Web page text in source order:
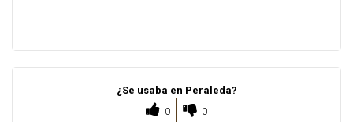
¿Se usaba en Peraleda?
0
0